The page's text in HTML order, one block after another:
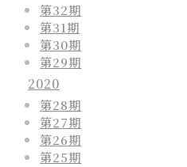
第32期
第31期
第30期
第29期
2020
第28期
第27期
第26期
第25期